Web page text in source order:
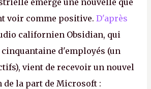
émerge une nouvelle que
voir comme positive. D'après
californien Obsidian, qui
d'employés (un
vient de recevoir un nouvel
de la part de Microsoft :